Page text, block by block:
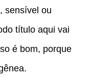
sensível ou
título aqui vai
é bom, porque